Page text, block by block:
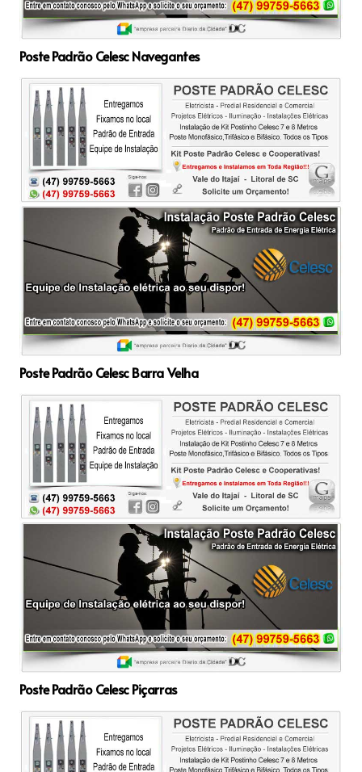
Poste Padrão Celesc Navegantes
Poste Padrão Celesc Barra Velha
Poste Padrão Celesc Piçarras